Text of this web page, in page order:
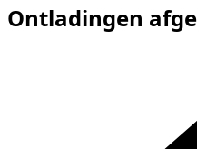
Ontladingen